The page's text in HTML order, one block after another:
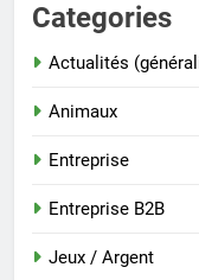
Categories
Actualités
Animaux
Entreprise
Entreprise B2B
Jeux / Argent